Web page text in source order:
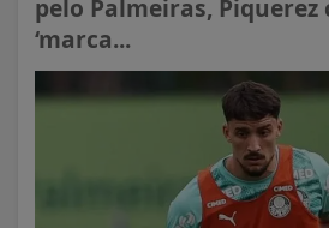
pelo Palmeiras, Piquerez
‘marca...